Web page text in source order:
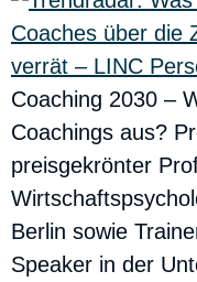
Coaching 2030 –
Coachings aus?
preisgekrönter
Berlin sowie
Speaker in der